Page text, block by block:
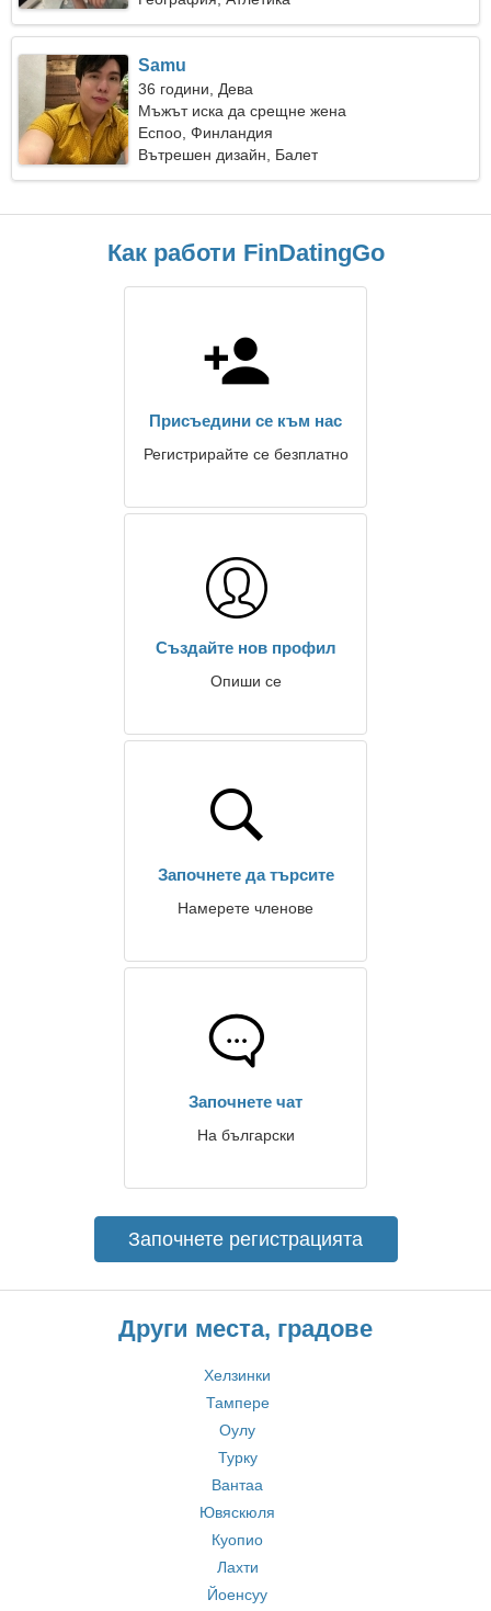
Samu
36 години, Дева
Мъжът иска да срещне жена
Еспоо, Финландия
Вътрешен дизайн, Балет
Как работи FinDatingGo
Присъедини се към нас
Регистрирайте се безплатно
Създайте нов профил
Опиши се
Започнете да търсите
Намерете членове
Започнете чат
На български
Започнете регистрацията
Други места, градове
Хелзинки
Тампере
Оулу
Турку
Вантаа
Ювяскюля
Куопио
Лахти
Йоенсуу